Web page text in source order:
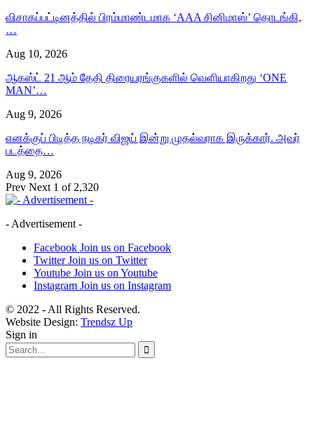
விசாகப்பட்டினத்தில் பிரம்மாண்டமாக ‘AAA சினிமாஸ்’ தொடங்கி,
…
Aug 10, 2026
ஆகஸ்ட் 21 ஆம் தேதி திரையரங்குகளில் வெளியாகிறது ‘ONE
MAN’…
Aug 9, 2026
எனக்குப் பிடித்த நடிகர் விஜய் இன்று முதல்வராக இருக்கார். அவர்
படத்தை…
Aug 9, 2026
Prev Next 1 of 2,320
- Advertisement -
Facebook Join us on Facebook
Twitter Join us on Twitter
Youtube Join us on Youtube
Instagram Join us on Instagram
© 2022 - All Rights Reserved.
Website Design: Trendsz Up
Sign in